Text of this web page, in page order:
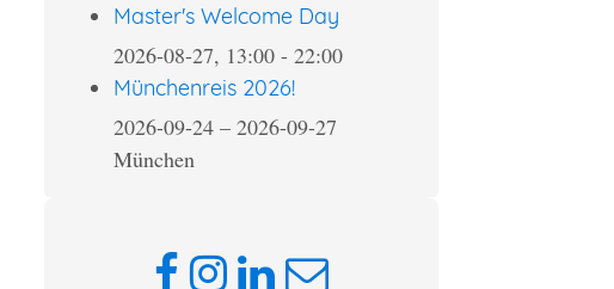
Master's Welcome Day
2026-08-27, 13:00 - 22:00
Münchenreis 2026!
2026-09-24 – 2026-09-27
München